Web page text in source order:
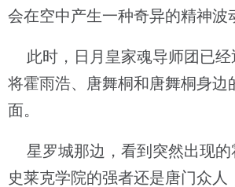
会在空中产生一种奇异的精神波
此时，日月皇家魂导师团已经
将霍雨浩、唐舞桐和唐舞桐身边
面。
星罗城那边，看到突然出现的
史莱克学院的强者还是唐门众人